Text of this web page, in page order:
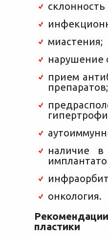
склонность
миастения;
нарушение
прием
препаратов;
наличие в
онкология.
пластики